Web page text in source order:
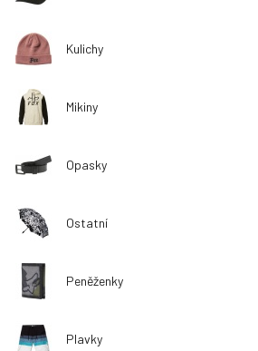
Kulichy
Mikiny
Opasky
Ostatní
Peněženky
Plavky